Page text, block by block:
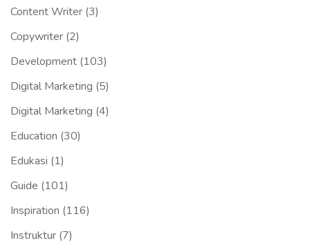
Content Writer (3)
Copywriter (2)
Development (103)
Digital Marketing (5)
Digital Marketing (4)
Education (30)
Edukasi (1)
Guide (101)
Inspiration (116)
Instruktur (7)